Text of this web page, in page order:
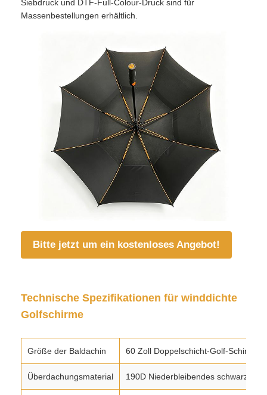
Siebdruck und DTF-Full-Colour-Druck sind für
Massenbestellungen erhältlich.
Bitte jetzt um ein kostenloses Angebot!
Technische Spezifikationen für winddichte
Golfschirme
Größe der Baldachin 60 Zoll Doppelschicht-Golf-Schirm
Überdachungsmaterial 190D Niederbleibendes schwarzes